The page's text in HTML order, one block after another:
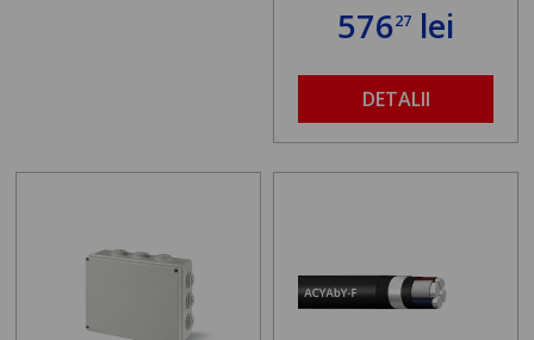
57627 lei
DETALII